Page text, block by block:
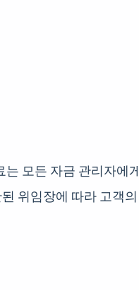
모든 자금 관리자에
위임장에 따라 고객